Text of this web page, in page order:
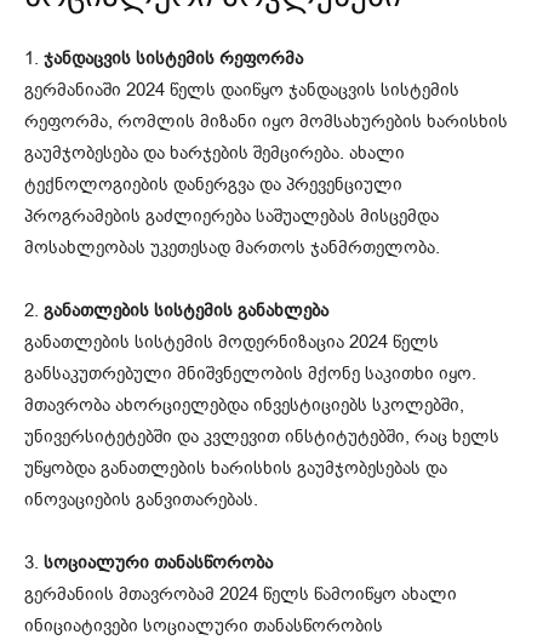
1. ჯანდაცვის სისტემის რეფორმა
გერმანიაში 2024 წელს დაიწყო ჯანდაცვის სისტემის
რეფორმა, რომლის მიზანი იყო მომსახურების ხარისხის
გაუმჯობესება და ხარჯების შემცირება. ახალი
ტექნოლოგიების დანერგვა და პრევენციული
პროგრამების გაძლიერება საშუალებას მისცემდა
მოსახლეობას უკეთესად მართოს ჯანმრთელობა.
2. განათლების სისტემის განახლება
განათლების სისტემის მოდერნიზაცია 2024 წელს
განსაკუთრებული მნიშვნელობის მქონე საკითხი იყო.
მთავრობა ახორციელებდა ინვესტიციებს სკოლებში,
უნივერსიტეტებში და კვლევით ინსტიტუტებში, რაც ხელს
უწყობდა განათლების ხარისხის გაუმჯობესებას და
ინოვაციების განვითარებას.
3. სოციალური თანასწორობა
გერმანიის მთავრობამ 2024 წელს წამოიწყო ახალი
ინიციატივები სოციალური თანასწორობის